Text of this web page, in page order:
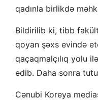
qadınla birlikdə
Bildirilib ki, tibb
qoyan şəxs evində
qaçaqmalçılıq yolu
edib. Daha sonra
Cənubi Koreya